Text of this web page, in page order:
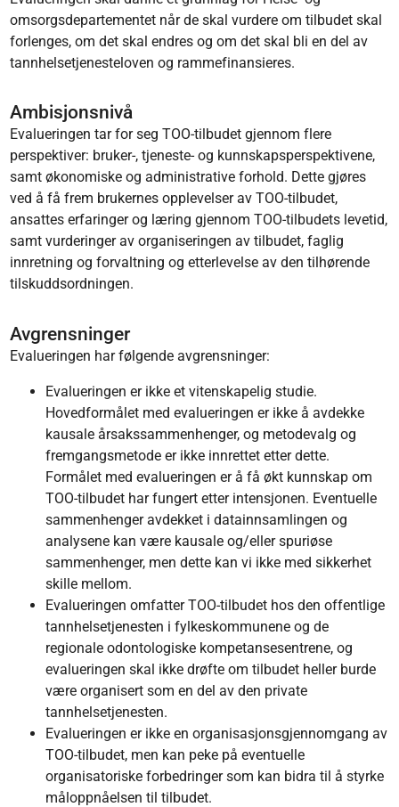
omsorgsdepartementet når de skal vurdere om tilbudet skal
forlenges, om det skal endres og om det skal bli en del av
tannhelsetjenesteloven og rammefinansieres.
Ambisjonsnivå
Evalueringen tar for seg TOO-tilbudet gjennom flere
perspektiver: bruker-, tjeneste- og kunnskapsperspektivene,
samt økonomiske og administrative forhold. Dette gjøres
ved å få frem brukernes opplevelser av TOO-tilbudet,
ansattes erfaringer og læring gjennom TOO-tilbudets levetid,
samt vurderinger av organiseringen av tilbudet, faglig
innretning og forvaltning og etterlevelse av den tilhørende
tilskuddsordningen.
Avgrensninger
Evalueringen har følgende avgrensninger:
Evalueringen er ikke et vitenskapelig studie.
Hovedformålet med evalueringen er ikke å avdekke
kausale årsakssammenhenger, og metodevalg og
fremgangsmetode er ikke innrettet etter dette.
Formålet med evalueringen er å få økt kunnskap om
TOO-tilbudet har fungert etter intensjonen. Eventuelle
sammenhenger avdekket i datainnsamlingen og
analysene kan være kausale og/eller spuriøse
sammenhenger, men dette kan vi ikke med sikkerhet
skille mellom.
Evalueringen omfatter TOO-tilbudet hos den offentlige
tannhelsetjenesten i fylkeskommunene og de
regionale odontologiske kompetansesentrene, og
evalueringen skal ikke drøfte om tilbudet heller burde
være organisert som en del av den private
tannhelsetjenesten.
Evalueringen er ikke en organisasjonsgjennomgang av
TOO-tilbudet, men kan peke på eventuelle
organisatoriske forbedringer som kan bidra til å styrke
måloppnåelsen til tilbudet.